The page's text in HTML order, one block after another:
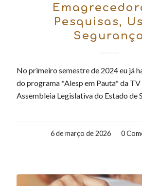
Pesquisas,
No primeiro semestre de 2024 eu já
do programa *Alesp em Pauta* da TV
Assembleia Legislativa do Estado de
6 de março de 2026
/ 0